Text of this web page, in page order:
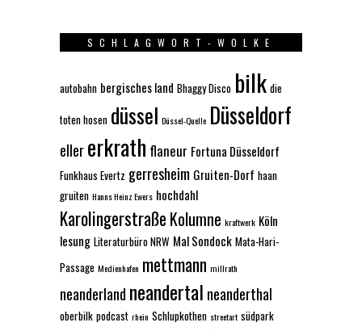
SCHLAGWORT-WOLKE
autobahn bergisches land Bhaggy Disco bilk die
toten hosen düssel Düssel-Quelle Düsseldorf
ellererkrath flaneur Fortuna Düsseldorf
Funkhaus Evertz gerresheim Gruiten-Dorf haan
gruiten Hanns Heinz Ewers hochdahl
Karolingerstraße Kolumne kraftwerk Köln
lesung Literaturbüro NRW Mal Sondock Mata-Hari-
Passage Medienhafen mettmann millrath
neanderland neandertal neanderthal
oberbilk podcast rhein Schlupkothen streetart südpark